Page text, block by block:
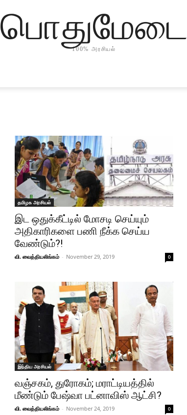
பொதுமேடை
100% அரசியல்
தமிழக அரசியல்
இட ஒதுக்கீட்டில் மோசடி செய்யும்
அதிகாரிகளை பணி நீக்க செய்ய
வேண்டும்?!
வி. வைத்தியலிங்கம் - November 29, 2019 0
இந்திய அரசியல்
வஞ்சகம், துரோகம்; மராட்டியத்தில்
மீண்டும் பேஷ்வா பட்னாவிஸ் ஆட்சி?
வி. வைத்தியலிங்கம் - November 24, 2019 0